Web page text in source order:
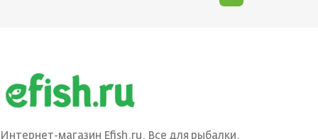
Интернет-магазин Efish.ru. Все для рыбалки.